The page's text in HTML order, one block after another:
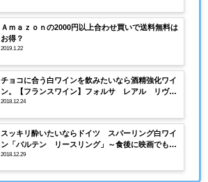
Ａｍａｚｏｎの2000円以上合わせ買いで送料無料は
お得？
2019.1.22
チョコに合う白ワインを飲みたいなら酒精強化ワイ
ン。【フランスワイン】フォルサ レアル リヴザ
ルト オーダージ
2018.12.24
スッキリ酔いたいならドイツ スパーリング白ワイ
ン「バルテン リースリング」～食後に映画でも見
ながら飲むタイプのワインです。
2018.12.29